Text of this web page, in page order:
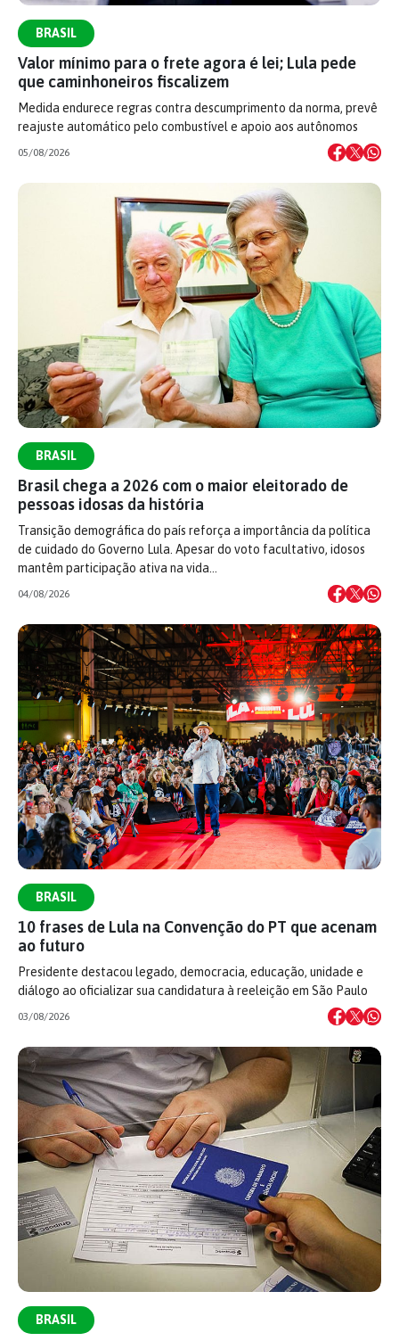
BRASIL
Valor mínimo para o frete agora é lei; Lula pede
que caminhoneiros fiscalizem
Medida endurece regras contra descumprimento da norma, prevê
reajuste automático pelo combustível e apoio aos autônomos
05/08/2026
BRASIL
Brasil chega a 2026 com o maior eleitorado de
pessoas idosas da história
Transição demográfica do país reforça a importância da política
de cuidado do Governo Lula. Apesar do voto facultativo, idosos
mantêm participação ativa na vida…
04/08/2026
BRASIL
10 frases de Lula na Convenção do PT que acenam
ao futuro
Presidente destacou legado, democracia, educação, unidade e
diálogo ao oficializar sua candidatura à reeleição em São Paulo
03/08/2026
BRASIL